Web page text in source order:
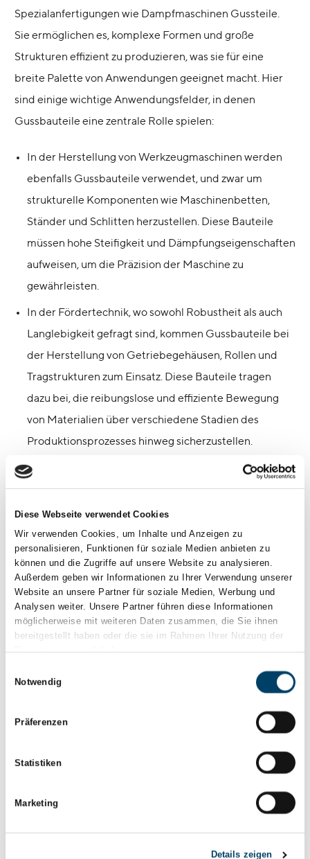
Diese Webseite verwendet Cookies
Wir verwenden Cookies, um Inhalte und Anzeigen zu
personalisieren, Funktionen für soziale Medien anbieten zu
können und die Zugriffe auf unsere Website zu analysieren.
Außerdem geben wir Informationen zu Ihrer Verwendung unserer
Website an unsere Partner für soziale Medien, Werbung und
Analysen weiter. Unsere Partner führen diese Informationen
möglicherweise mit weiteren Daten zusammen, die Sie ihnen
bereitgestellt haben oder die sie im Rahmen Ihrer Nutzung der
Dienste gesammelt haben.
Notwendig
Präferenzen
Statistiken
Marketing
Details zeigen
Spezialanfertigungen wie Dampfmaschinen Gussteile.
Sie ermöglichen es, komplexe Formen und große
Strukturen effizient zu produzieren, was sie für eine
breite Palette von Anwendungen geeignet macht. Hier
sind einige wichtige Anwendungsfelder, in denen
Gussbauteile eine zentrale Rolle spielen:
In der Herstellung von Werkzeugmaschinen werden
ebenfalls Gussbauteile verwendet, und zwar um
strukturelle Komponenten wie Maschinenbetten,
Ständer und Schlitten herzustellen. Diese Bauteile
müssen hohe Steifigkeit und Dämpfungseigenschaften
aufweisen, um die Präzision der Maschine zu
gewährleisten.
In der Fördertechnik, wo sowohl Robustheit als auch
Langlebigkeit gefragt sind, kommen Gussbauteile bei
der Herstellung von Getriebegehäusen, Rollen und
Tragstrukturen zum Einsatz. Diese Bauteile tragen
dazu bei, die reibungslose und effiziente Bewegung
von Materialien über verschiedene Stadien des
Produktionsprozesses hinweg sicherzustellen.
Guss ist zudem ideal für die Herstellung von Pumpen-
und Ventilgehäusen, die oft unter hohen Drücken und
in korrosiven Umgebungen operieren müssen. Die
Fähigkeit von Guss, komplexe Formen mit hoher
Präzision zu formen, ist hier besonders vorteilhaft.
Im Energiesektor, insbesondere bei Wind- und
Wasserkraftanlagen, werden große Gusskomponenten
wie Naben, Rotoren und Gehäuse benötigt. Diese
Für landwirtschaftliche Maschinen, die oft unter harten
Bedingungen arbeiten, bieten Gussbauteile die nötige
Robustheit und Widerstandsfähigkeit. Elemente wie
Getriebegehäuse, Rahmen und Halterungen sind
Im Bau- und Bergbau werden Gussbauteile für ihre
wie Baggerarme, Zahnräder und Halterungen müssen